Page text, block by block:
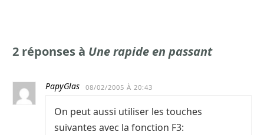
2 réponses à Une rapide en passant
PapyGlas 08/02/2005 À 20:43
On peut aussi utiliser les touches
suivantes avec la fonction F3: